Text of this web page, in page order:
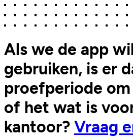
Als we de app
gebruiken, is er
proefperiode
of het wat is
kantoor? Vraag